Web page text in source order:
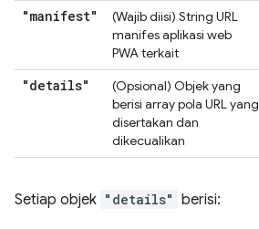
"manifest"
(Wajib diisi) String URL
manifes aplikasi web
PWA terkait
"details"
(Opsional) Objek yang
berisi array pola URL yang
disertakan dan
dikecualikan
Setiap objek "details" berisi: